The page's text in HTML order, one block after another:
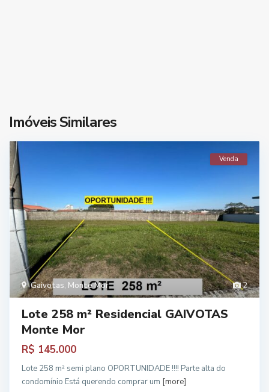
Imóveis Similares
2
Gaivotas, Monte Mor
Venda
Lote 258 m² Residencial GAIVOTAS
Monte Mor
R$ 145.000
Lote 258 m² semi plano OPORTUNIDADE !!!! Parte alta do
condomínio Está querendo comprar um [more]